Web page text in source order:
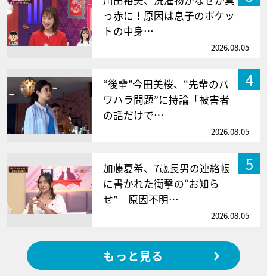
っ赤に！原因は息子のポケッ
トの中身…
2026.08.05
4
“後輩”今田美桜、“先輩のパ
ワハラ問題”に持論「被害者
の話だけで…
2026.08.05
5
加藤夏希、7歳長男の連絡帳
に書かれた衝撃の“お知ら
せ” 原因不明…
2026.08.05
もっと見る